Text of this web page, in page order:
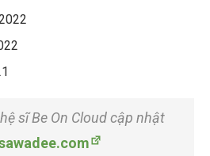
sĩ Be On Cloud cập nhật